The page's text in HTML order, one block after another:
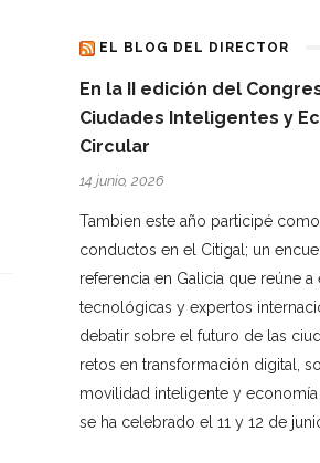
EL BLOG DEL DIRECTOR
En la II edición del
Ciudades Inteligentes y
Circular
14 junio, 2026
Tambien este año participé
conductos en el Citigal; un
referencia en Galicia que reúne a
tecnológicas y expertos
debatir sobre el futuro de las
retos en transformación digital,
movilidad inteligente y
se ha celebrado el 11 y 12 de